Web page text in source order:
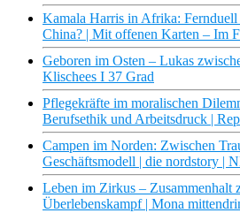
Kamala Harris in Afrika:
China? | Mit offenen Karten – Im
Geboren im Osten – Lukas
Klischees I 37 Grad
Pflegekräfte im moralischen
Berufsethik und Arbeitsdruck |
Campen im Norden: Zwischen
Geschäftsmodell | die nordstory |
Leben im Zirkus – Zusammenhalt
Überlebenskampf | Mona